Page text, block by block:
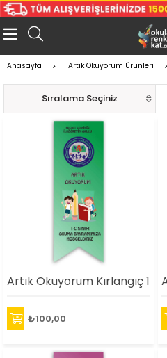
Anasayfa Artık Okuyorum Ürünleri
Sıralama
Artık Okuyorum Kırlangıç 1
₺100,00